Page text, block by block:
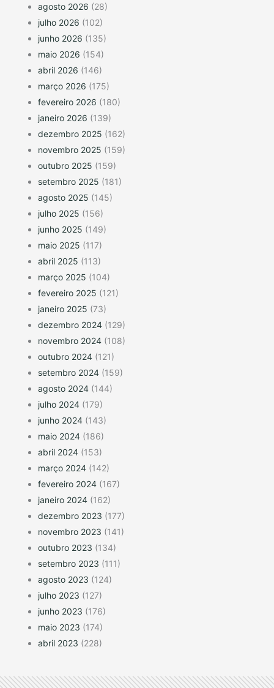
agosto 2026 (28)
julho 2026 (102)
junho 2026 (135)
maio 2026 (154)
abril 2026 (146)
março 2026 (175)
fevereiro 2026 (180)
janeiro 2026 (139)
dezembro 2025 (162)
novembro 2025 (159)
outubro 2025 (159)
setembro 2025 (181)
agosto 2025 (145)
julho 2025 (156)
junho 2025 (149)
maio 2025 (117)
abril 2025 (113)
março 2025 (104)
fevereiro 2025 (121)
janeiro 2025 (73)
dezembro 2024 (129)
novembro 2024 (108)
outubro 2024 (121)
setembro 2024 (159)
agosto 2024 (144)
julho 2024 (179)
junho 2024 (143)
maio 2024 (186)
abril 2024 (153)
março 2024 (142)
fevereiro 2024 (167)
janeiro 2024 (162)
dezembro 2023 (177)
novembro 2023 (141)
outubro 2023 (134)
setembro 2023 (111)
agosto 2023 (124)
julho 2023 (127)
junho 2023 (176)
maio 2023 (174)
abril 2023 (228)